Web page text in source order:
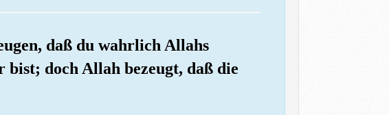
daß du wahrlich Allahs
doch Allah bezeugt, daß die